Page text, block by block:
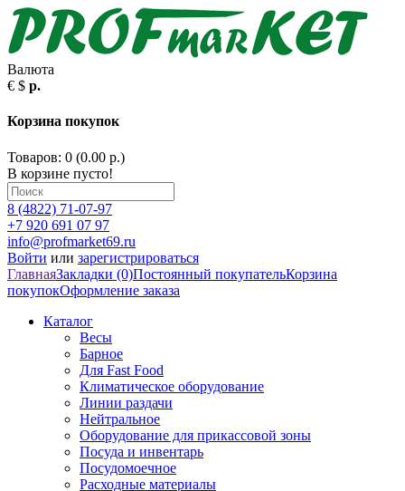
Валюта
€ $ р.
Корзина покупок
Товаров: 0 (0.00 р.)
В корзине пусто!
8 (4822) 71-07-97
+7 920 691 07 97
info@profmarket69.ru
Войти или зарегистрироваться
ГлавнаяЗакладки (0)Постоянный покупательКорзина
покупокОформление заказа
Каталог
Весы
Барное
Для Fast Food
Климатическое оборудование
Линии раздачи
Нейтральное
Оборудование для прикассовой зоны
Посуда и инвентарь
Посудомоечное
Расходные материалы